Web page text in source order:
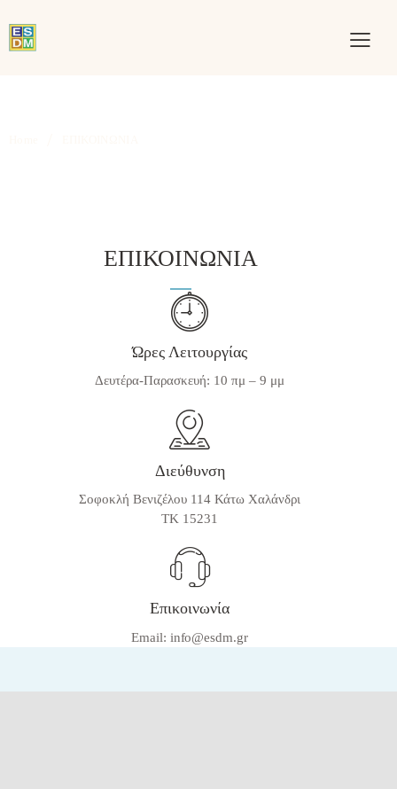
ΕΠΙΚΟΙΝΩΝΙΑ
Ώρες Λειτουργίας
Δευτέρα-Παρασκευή: 10 πμ – 9 μμ
Διεύθυνση
Σοφοκλή Βενιζέλου 114 Κάτω Χαλάνδρι
ΤΚ 15231
Επικοινωνία
Email: info@esdm.gr